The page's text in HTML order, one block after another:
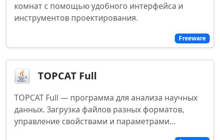
Freeware
комнат с помощью удобного интерфейса и
инструментов проектирования.
TOPCAT Full
TOPCAT Full — программа для анализа научных
данных. Загрузка файлов разных форматов,
управление свойствами и параметрами...